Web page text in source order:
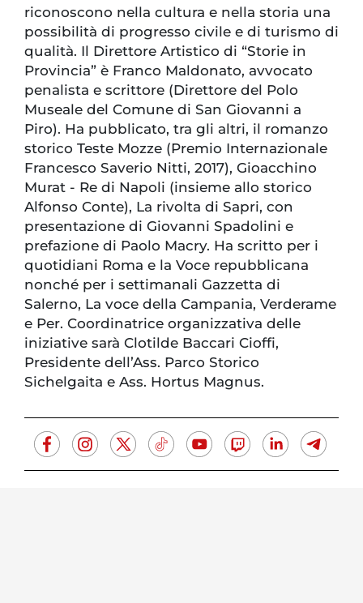
riconoscono nella cultura e nella storia una
possibilità di progresso civile e di turismo di
qualità. Il Direttore Artistico di “Storie in
Provincia” è Franco Maldonato, avvocato
penalista e scrittore (Direttore del Polo
Museale del Comune di San Giovanni a
Piro). Ha pubblicato, tra gli altri, il romanzo
storico Teste Mozze (Premio Internazionale
Francesco Saverio Nitti, 2017), Gioacchino
Murat - Re di Napoli (insieme allo storico
Alfonso Conte), La rivolta di Sapri, con
presentazione di Giovanni Spadolini e
prefazione di Paolo Macry. Ha scritto per i
quotidiani Roma e la Voce repubblicana
nonché per i settimanali Gazzetta di
Salerno, La voce della Campania, Verderame
e Per. Coordinatrice organizzativa delle
iniziative sarà Clotilde Baccari Cioffi,
Presidente dell’Ass. Parco Storico
Sichelgaita e Ass. Hortus Magnus.